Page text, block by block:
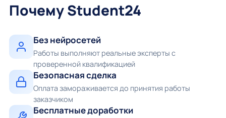
Почему Student24
Без нейросетей
Работы выполняют реальные эксперты с
проверенной квалификацией
Безопасная сделка
Оплата замораживается до принятия работы
заказчиком
Бесплатные доработки